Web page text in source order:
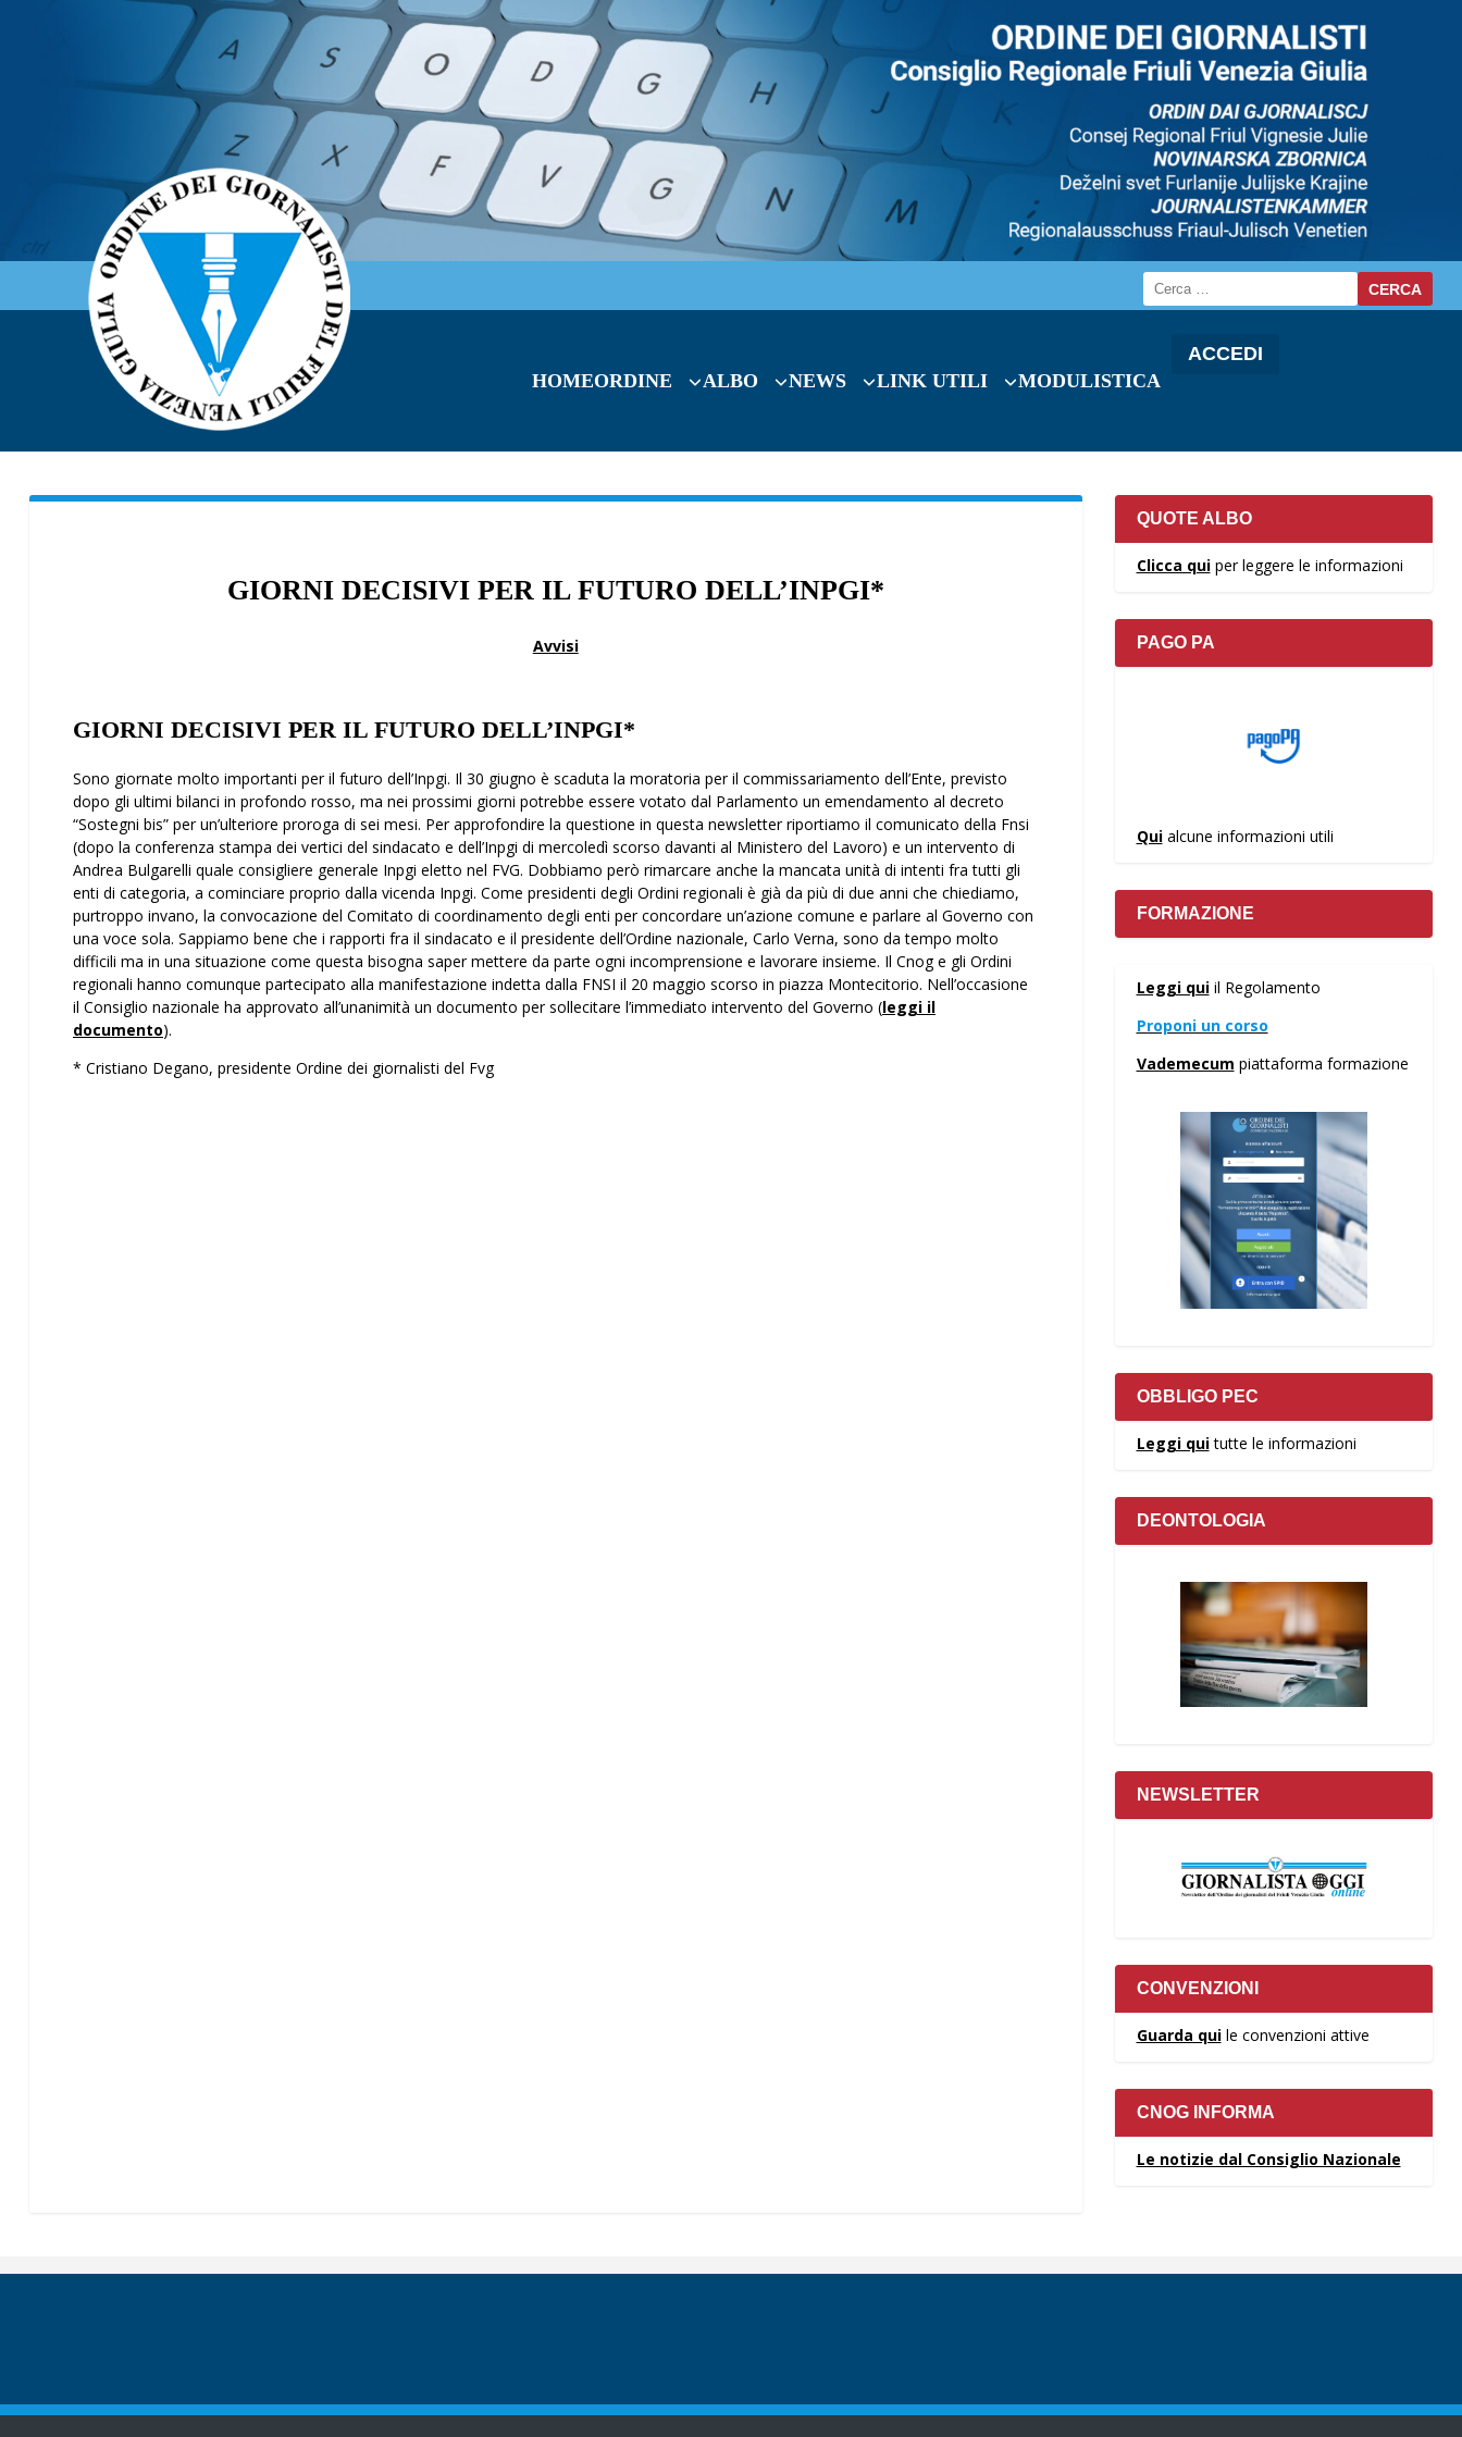
HOMEORDINE ALBO NEWS LINK UTILI MODULISTICA
ACCEDI
GIORNI DECISIVI PER IL FUTURO DELL’INPGI*
Avvisi
GIORNI DECISIVI PER IL FUTURO DELL’INPGI*
Sono giornate molto importanti per il futuro dell’Inpgi. Il 30 giugno è scaduta la moratoria per il commissariamento dell’Ente, previsto
dopo gli ultimi bilanci in profondo rosso, ma nei prossimi giorni potrebbe essere votato dal Parlamento un emendamento al decreto
“Sostegni bis” per un’ulteriore proroga di sei mesi. Per approfondire la questione in questa newsletter riportiamo il comunicato della Fnsi
(dopo la conferenza stampa dei vertici del sindacato e dell’Inpgi di mercoledì scorso davanti al Ministero del Lavoro) e un intervento di
Andrea Bulgarelli quale consigliere generale Inpgi eletto nel FVG. Dobbiamo però rimarcare anche la mancata unità di intenti fra tutti gli
enti di categoria, a cominciare proprio dalla vicenda Inpgi. Come presidenti degli Ordini regionali è già da più di due anni che chiediamo,
purtroppo invano, la convocazione del Comitato di coordinamento degli enti per concordare un’azione comune e parlare al Governo con
una voce sola. Sappiamo bene che i rapporti fra il sindacato e il presidente dell’Ordine nazionale, Carlo Verna, sono da tempo molto
difficili ma in una situazione come questa bisogna saper mettere da parte ogni incomprensione e lavorare insieme. Il Cnog e gli Ordini
regionali hanno comunque partecipato alla manifestazione indetta dalla FNSI il 20 maggio scorso in piazza Montecitorio. Nell’occasione
il Consiglio nazionale ha approvato all’unanimità un documento per sollecitare l’immediato intervento del Governo (leggi il
documento).
* Cristiano Degano, presidente Ordine dei giornalisti del Fvg
QUOTE ALBO
Clicca quiper leggere le informazioni
PAGO PA
Quialcune informazioni utili
FORMAZIONE
Leggi quiil Regolamento
Proponi un corso
Vademecum piattaforma formazione
OBBLIGO PEC
Leggi quitutte le informazioni
DEONTOLOGIA
NEWSLETTER
CONVENZIONI
Guarda quile convenzioni attive
CNOG INFORMA
Le notizie dal Consiglio Nazionale